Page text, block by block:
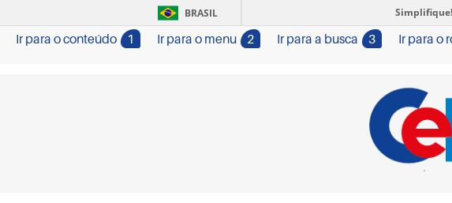
BRASIL Simplifique!
Ir para o conteúdo 1 Ir para o menu 2 Ir para a busca 3 Ir para o